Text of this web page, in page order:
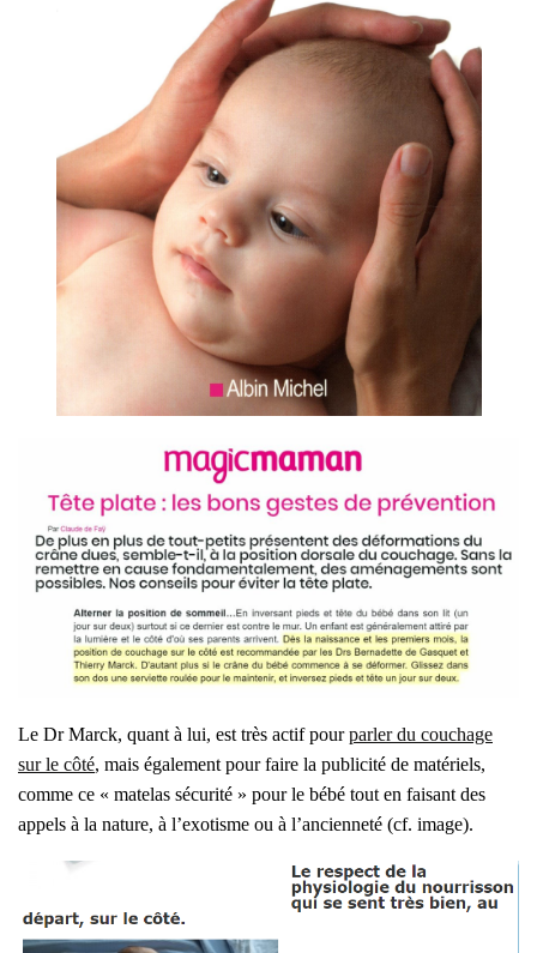
Le Dr Marck, quant à lui, est très actif pourpar­ler du cou­chage
sur le côté, mais éga­le­ment pour faire la publi­ci­té de maté­riels,
comme ce « mate­las sécu­ri­té » pour le bébé tout en fai­sant des
appels à la nature, à l’exotisme ou à l’ancienneté (cf. image).